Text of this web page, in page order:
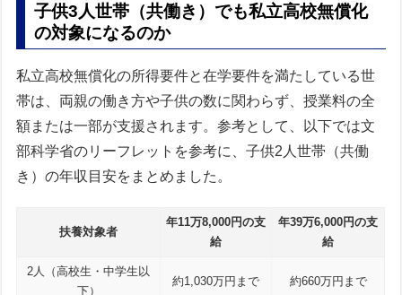
子供3人世帯（共働き）でも私立高校無償化
の対象になるのか
私立高校無償化の所得要件と在学要件を満たしている世
帯は、両親の働き方や子供の数に関わらず、授業料の全
額または一部が支援されます。参考として、以下では文
部科学省のリーフレットを参考に、子供2人世帯（共働
き）の年収目安をまとめました。
扶養対象者
年11万8,000円の支
給
年39万6,000円の支
給
2人（高校生・中学生以
下）
約1,030万円まで 約660万円まで